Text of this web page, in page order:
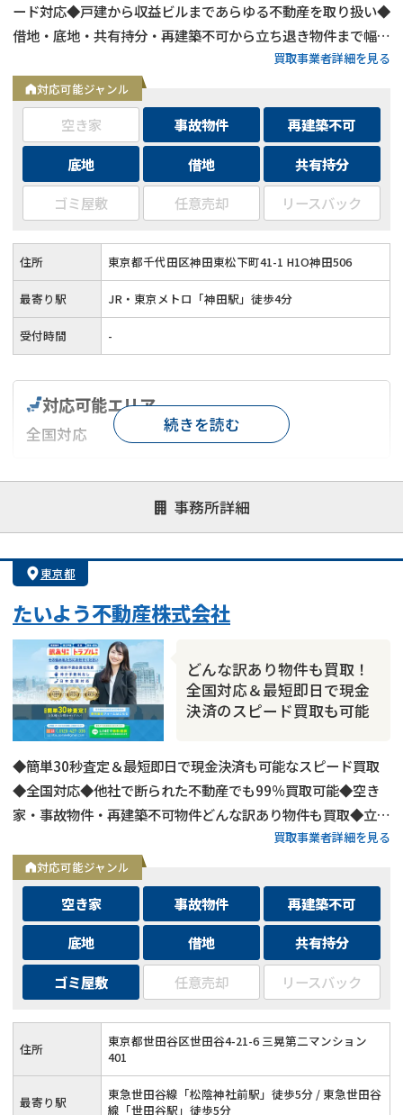
ード対応◆戸建から収益ビルまであらゆる不動産を取り扱い◆
借地・底地・共有持分・再建築不可から立ち退き物件まで幅広
く対応◆用途区分・種類不問でバルク購入も相談可能
買取事業者詳細を見る
対応可能ジャンル
空き家 事故物件
再建築不可
底地
借地
共有持分
ゴミ屋敷
任意売却 リースバック
住所 東京都千代田区神田東松下町41-1 H1O神田506
最寄り駅 JR・東京メトロ「神田駅」徒歩4分
受付時間 -
事務所詳細
対応可能エリア
全国対応
対応が親身 オンライン面談可能
レスポンスが早い
1億円以上の買取可
続きを読む
東京都
たいよう不動産株式会社
どんな訳あり物件も買取！
全国対応＆最短即日で現金
決済のスピード買取も可能
◆簡単30秒査定＆最短即日で現金決済も可能なスピード買取
◆全国対応◆他社で断られた不動産でも99％買取可能◆空き
家・事故物件・再建築不可物件どんな訳あり物件も買取◆立ち
退き・相続・共有持分など複雑な問題を抱えた不動産もOK
買取事業者詳細を見る
対応可能ジャンル
空き家 事故物件
再建築不可
底地
借地
共有持分
ゴミ屋敷
任意売却 リースバック
住所
東京都世田谷区世田谷4-21-6 三晃第二マンション
401
最寄り駅
東急世田谷線「松陰神社前駅」徒歩5分 / 東急世田谷
線「世田谷駅」徒歩5分
再建築不可の売却でお悩みならこちら
営業時間外（メール問合せなら24時間受付）
0120-543-357 メール